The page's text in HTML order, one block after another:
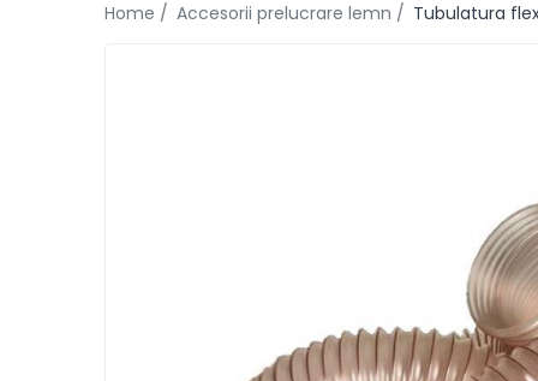
Fierastraie prelucrare metal
Home / Accesorii prelucrare lemn / Tubulatura